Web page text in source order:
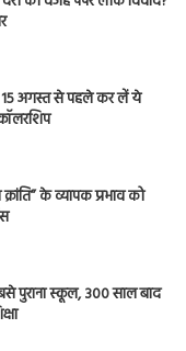
15 अगस्त से पहले कर लें ये
के व्यापक प्रभाव को
पुराना स्कूल, 300 साल बाद